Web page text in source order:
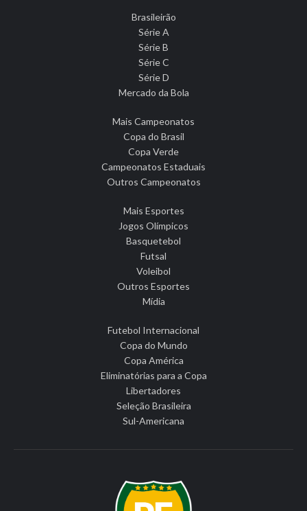
Brasileirão
Série A
Série B
Série C
Série D
Mercado da Bola
Mais Campeonatos
Copa do Brasil
Copa Verde
Campeonatos Estaduais
Outros Campeonatos
Mais Esportes
Jogos Olímpicos
Basquetebol
Futsal
Voleibol
Outros Esportes
Mídia
Futebol Internacional
Copa do Mundo
Copa América
Eliminatórias para a Copa
Libertadores
Seleção Brasileira
Sul-Americana